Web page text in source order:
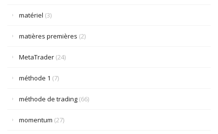
matériel (3)
matières premières (2)
MetaTrader (24)
méthode 1 (7)
méthode de trading (66)
momentum (27)